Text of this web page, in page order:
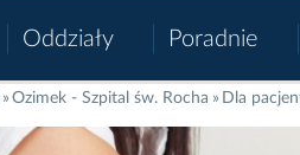
Oddziały Poradnie
Ozimek - Szpital św. Rocha Dla